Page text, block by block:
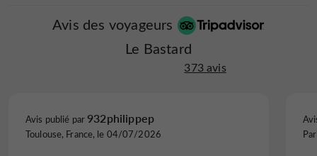
Avis des voyageurs
Le Bastard
373 avis
Avis publié par 932philippep
Toulouse, France, le 04/07/2026